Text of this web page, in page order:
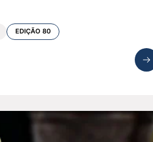
EDIÇÃO 80